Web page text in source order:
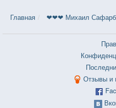
Главная ❤❤❤ Михаил
Отзывы и